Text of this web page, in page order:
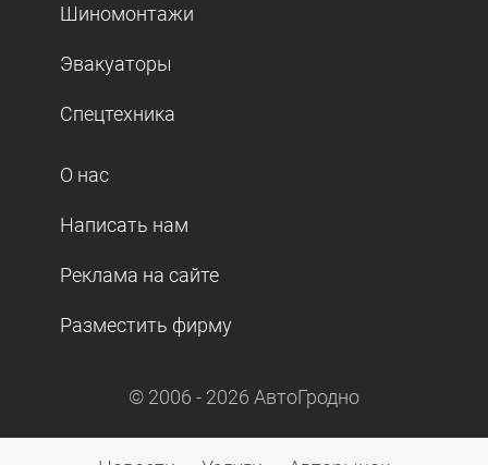
Шиномонтажи
Эвакуаторы
Спецтехника
О нас
Написать нам
Реклама на сайте
Разместить фирму
© 2006 - 2026 АвтоГродно